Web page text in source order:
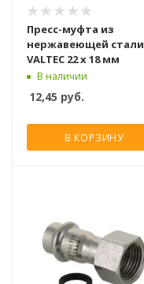
Пресс-муфта из
нержавеющей стали
VALTEC 22 х 18 мм
В наличии
12,45 руб.
В КОРЗИНУ